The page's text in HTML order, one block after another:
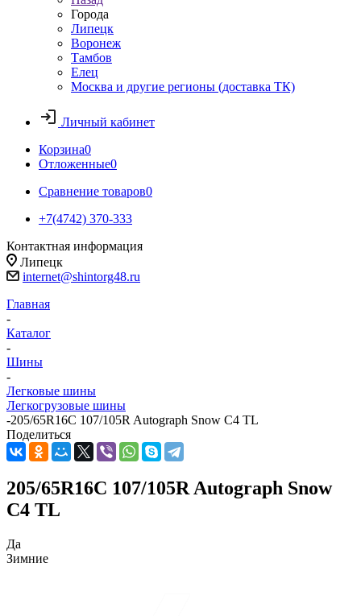
Города
Липецк
Воронеж
Тамбов
Елец
Москва и другие регионы (доставка ТК)
Личный кабинет
Корзина0
Отложенные0
Сравнение товаров0
+7(4742) 370-333
Контактная информация
Липецк
internet@shintorg48.ru
Главная
-
Каталог
-
Шины
-
Легковые шины
Легкогрузовые шины
-205/65R16C 107/105R Autograph Snow C4 TL
Поделиться
205/65R16C 107/105R Autograph Snow
C4 TL
Да
Зимние